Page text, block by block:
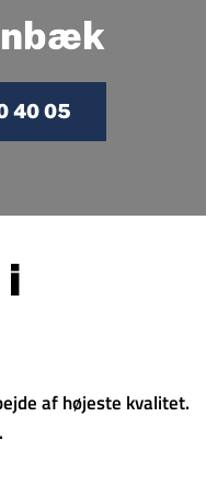
40 05
af højeste kvalitet.